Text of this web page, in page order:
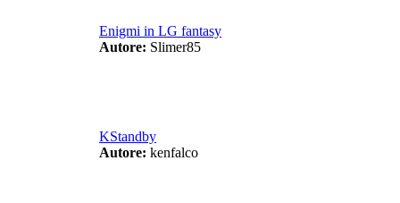
Enigmi in LG fantasy
Autore: Slimer85
KStandby
Autore: kenfalco